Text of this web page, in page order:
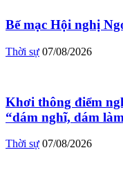
Bế mạc Hội nghị
Thời sự 07/08/2026
Khơi thông điểm
“dám nghĩ, dám
Thời sự 07/08/2026